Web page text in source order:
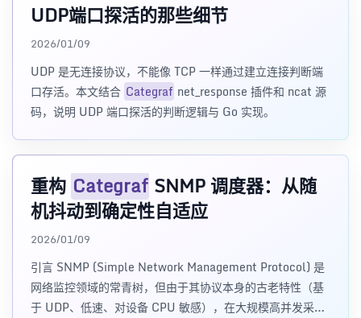
UDP端口探活的那些细节
2026/01/09
UDP 是无连接协议，不能像 TCP 一样通过建立连接判断端
口存活。本文结合 Categraf net_response 插件和 ncat 源
码，说明 UDP 端口探活的判断逻辑与 Go 实现。
重构 Categraf SNMP 调度器：从随
机抖动到确定性自适应
2026/01/09
引言 SNMP (Simple Network Management Protocol) 是
网络监控领域的常青树，但由于其协议本身的古老特性（基
于 UDP、低速、对设备 CPU 敏感），在大规模高并发采集